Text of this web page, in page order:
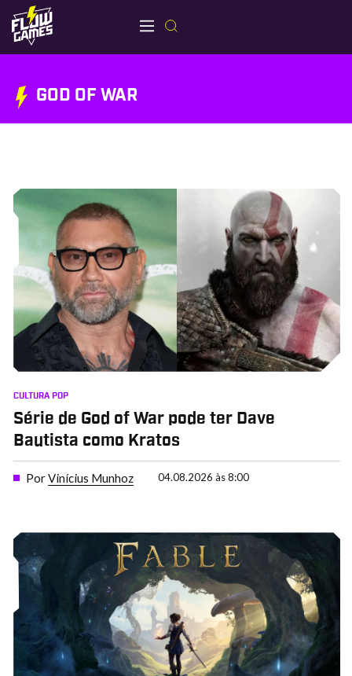
GOD OF WAR
CULTURA POP
Série de God of War pode ter Dave
Bautista como Kratos
PorVinícius Munhoz 04.08.2026 às 8:00